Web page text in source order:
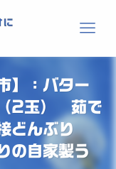
】：バター
2玉） 茹で
どんぶり
の自家製う